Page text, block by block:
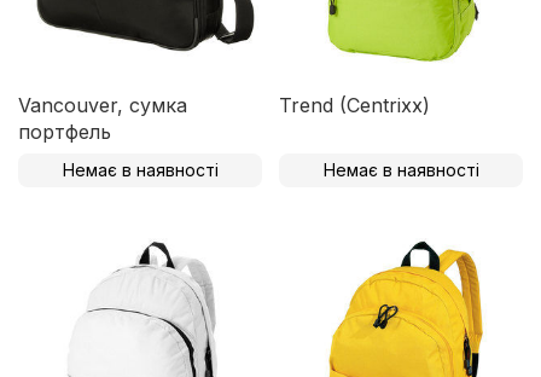
Vancouver, сумка
портфель
Немає в наявності
Trend (Centrixx)
Немає в наявності